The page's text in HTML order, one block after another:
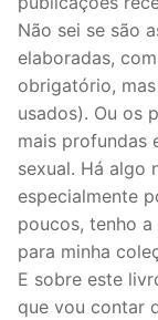
Não sei se são
elaboradas,
obrigatório,
usados). Ou os
mais profundas
sexual. Há algo
especialmente
poucos, tenho
para minha
E sobre este
que vou contar